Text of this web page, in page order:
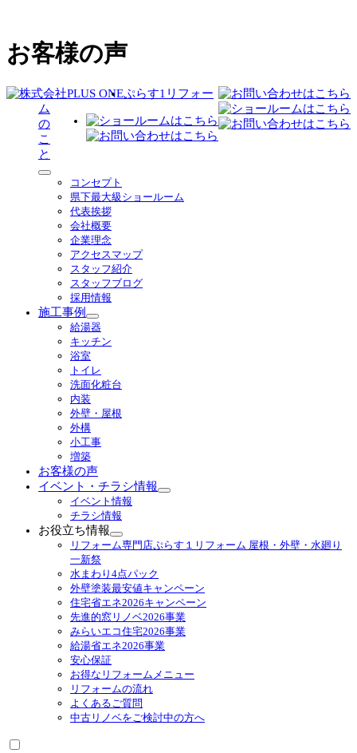
お客様の声
ぷらす1リフォー
ム
の
こ
と
サ
コンセプト
県下最大級ショールーム
代表挨拶
会社概要
企業理念
アクセスマップ
スタッフ紹介
スタッフブログ
採用情報
施工事例
サ
ブ
ニ
ュ
開
給湯器
キッチン
浴室
トイレ
洗面化粧台
内装
外壁・屋根
外構
小工事
増築
お客様の声
イベント・チラシ情報
サ
ニ
ュ
を
展
開
イベント情報
チラシ情報
お役立ち情報
サ
メ
ニ
ュ
ー
を
展
リフォーム専門店ぷらす１リフォーム 屋根・外壁・水廻り
一新祭
水まわり4点パック
外壁塗装最安値キャンペーン
住宅省エネ2026キャンペーン
先進的窓リノベ2026事業
みらいエコ住宅2026事業
給湯省エネ2026事業
安心保証
お得なリフォームメニュー
リフォームの流れ
よくあるご質問
中古リノベをご検討中の方へ